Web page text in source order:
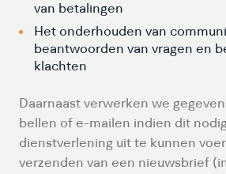
van betalingen
Het onderhouden van
beantwoorden van vragen en
klachten
Daarnaast verwerken we
bellen of e-mailen indien dit
dienstverlening uit te kunnen
verzenden van een nieuwsbrief